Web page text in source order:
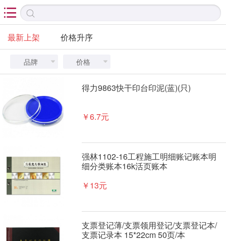

最新上架 价格升序
品牌  价格 
得力9863快干印台印泥(蓝)(只)
￥6.7元
强林1102-16工程施工明细账记账本明
细分类账本16k活页账本
￥13元
支票登记薄/支票领用登记/支票登记本/
支票记录本 15*22cm 50页/本